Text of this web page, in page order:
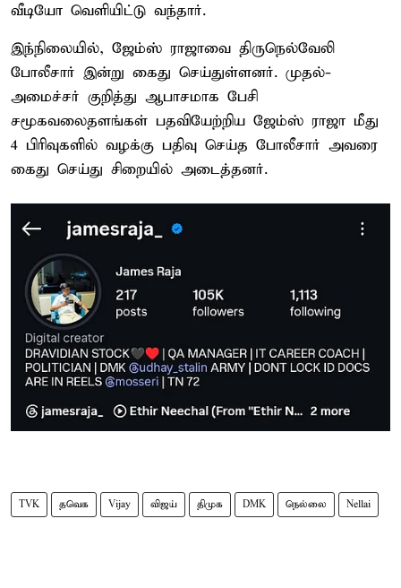
வீடியோ வெளியிட்டு வந்தார்.
இந்நிலையில், ஜேம்ஸ் ராஜாவை திருநெல்வேலி
போலீசார் இன்று கைது செய்துள்ளனர். முதல்-
அமைச்சர் குறித்து ஆபாசமாக பேசி
சமூகவலைதளங்கள் பதவியேற்றிய ஜேம்ஸ் ராஜா மீது
4 பிரிவுகளில் வழக்கு பதிவு செய்த போலீசார் அவரை
கைது செய்து சிறையில் அடைத்தனர்.
TVK தவெக Vijay விஜய் திமுக DMK நெல்லை Nellai